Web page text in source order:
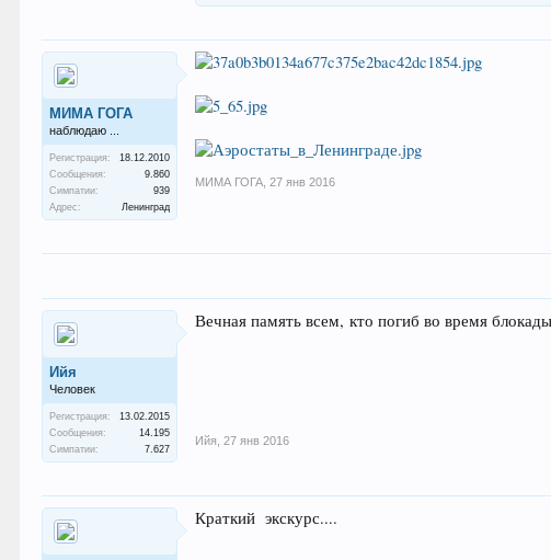
МИМА ГОГА
наблюдаю ...
Регистрация:
18.12.2010
Сообщения:
9.860
Симпатии:
939
Адрес:
Ленинград
МИМА ГОГА 27 янв 2016
Ийя
Человек
Регистрация:
13.02.2015
Сообщения:
14.195
Симпатии:
7.627
Вечная память всем, кто погиб во время
Ийя 27 янв 2016
Краткий экскурс....